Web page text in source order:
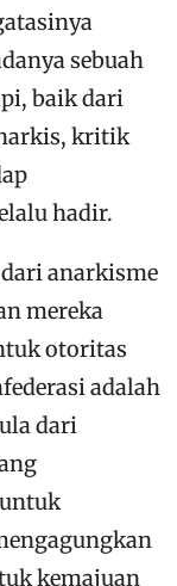
sebuah
baik dari
kritik
hadir.
anarkisme
mereka
otoritas
adalah
dari
kemajuan